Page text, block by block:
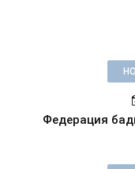
Федерация